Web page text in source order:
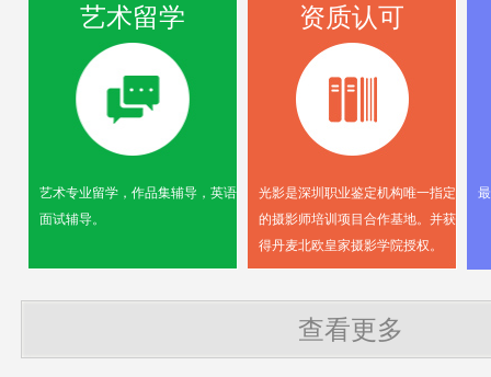
艺术留学
艺术专业留学，作品集辅导，英语
面试辅导。
资质认可
光影是深圳职业鉴定机构唯一指定
的摄影师培训项目合作基地。并获
得丹麦北欧皇家摄影学院授权。
查看更多